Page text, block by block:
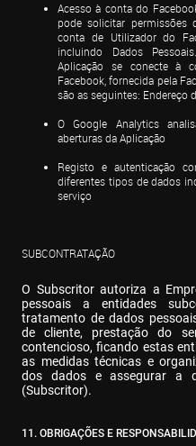
Acesso à conta do
pode solicitar permissões
conta de Utilizador do
incluindo Dados
Aplicação se conecte à
Facebook, fornecida pela
são as seguintes: Endereço
O Google Analytics
aberturas da Aplicação
Registo e autenticação
diferentes tipos de dados
serviço
SUBCONTRATAÇÃO
O Subscritor autoriza a
pessoais a entidades
tratamento de dados
de cliente, prestação do
contencioso, ficando estas
as medidas técnicas e
dos dados e assegurar a
(Subscritor).
11. OBRIGAÇÕES E